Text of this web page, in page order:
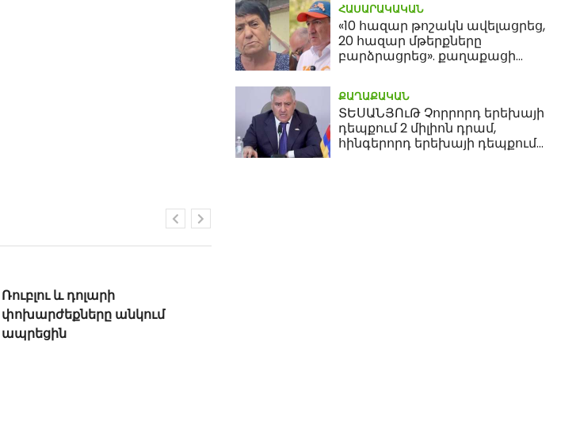
ՀԱՍԱՐԱԿԱԿԱՆ
«10 հազար թոշակն ավելացրեց,
20 հազար մթերքները
բարձրացրեց». քաղաքացի
ՔԱՂԱՔԱԿԱՆ
ՏԵՍԱՆՅՈւԹ Չորրորդ երեխայի
դեպքում 2 միլիոն դրամ,
հինգերորդ երեխայի դեպքում